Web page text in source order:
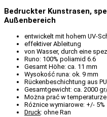
Bedruckter Kunstrasen,
Außenbereich
entwickelt mit hohem UV-
effektiver Ableitung
von Wasser, durch eine
Runo: 100% poliamid 6.6
Gesamt Höhe: ca. 11 mm
Wysokość runa: ok. 9 mm
Rückenbeschichtung aus PU
Gesamtgewicht: ca. 2000
Można prać w temperaturze
Różnice wymiarowe: +/- 5%
Druck: ohne Ran